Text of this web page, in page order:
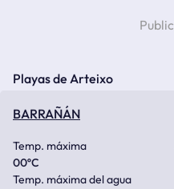
Playas de Arteixo
BARRAÑÁN
Temp. máxima
00ºC
Temp. máxima del agua